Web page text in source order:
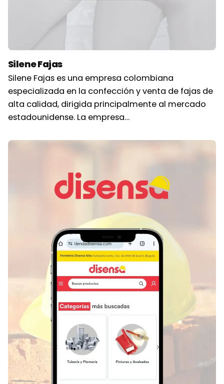
Silene Fajas
Silene Fajas es una empresa colombiana
especializada en la confección y venta de fajas de
alta calidad, dirigida principalmente al mercado
estadounidense. La empresa…